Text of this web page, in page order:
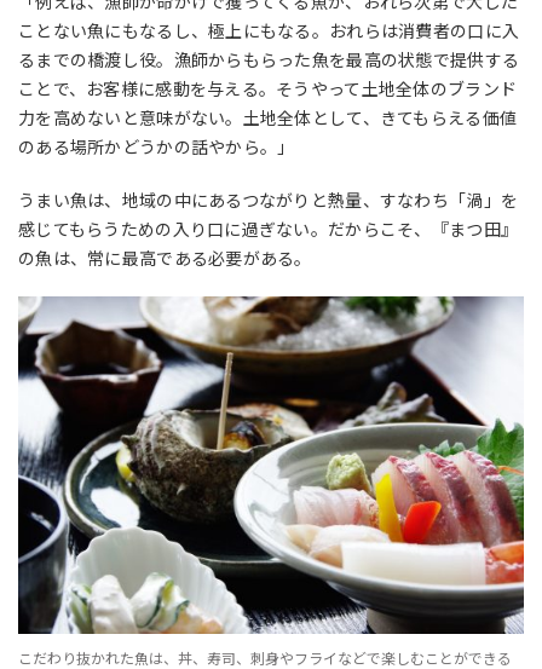
ことない魚にもなるし、極上にもなる。おれらは消費者の口に入
るまでの橋渡し役。漁師からもらった魚を最高の状態で提供する
ことで、お客様に感動を与える。そうやって土地全体のブランド
力を高めないと意味がない。土地全体として、きてもらえる価値
のある場所かどうかの話やから。」
うまい魚は、地域の中にあるつながりと熱量、すなわち「渦」を
感じてもらうための入り口に過ぎない。だからこそ、『まつ田』
の魚は、常に最高である必要がある。
こだわり抜かれた魚は、丼、寿司、刺身やフライなどで楽しむことができる